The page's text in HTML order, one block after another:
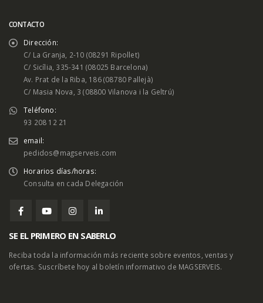
CONTACTO
Dirección:
C/ La Granja, 2-10 (08291 Ripollet)
C/ Sicília, 335-341 (08025 Barcelona)
Av. Prat de la Riba, 186 (08780 Pallejà)
C/ Masia Nova, 3 (08800 Vilanova i la Geltrú)
Teléfono:
93 208 12 21
email:
pedidos@magserveis.com
Horarios días/horas:
Consulta en cada Delegación
SE EL PRIMERO EN SABERLO
Reciba toda la información más reciente sobre eventos, ventas y
ofertas. Suscríbete hoy al boletín informativo de MAGSERVEIS.